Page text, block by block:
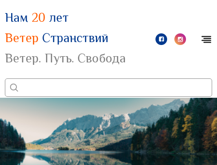
Нам 20 лет
Ветер Странствий
Ветер. Путь. Свобода